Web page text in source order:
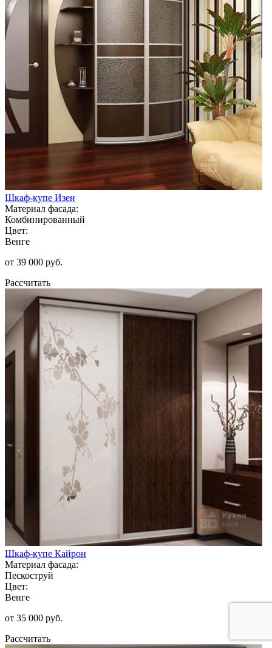
Шкаф-купе Изен
Материал фасада:
Комбинированный
Цвет:
Венге
от 39 000 руб.
Рассчитать
Шкаф-купе Кайрон
Материал фасада:
Пескоструй
Цвет:
Венге
от 35 000 руб.
Рассчитать